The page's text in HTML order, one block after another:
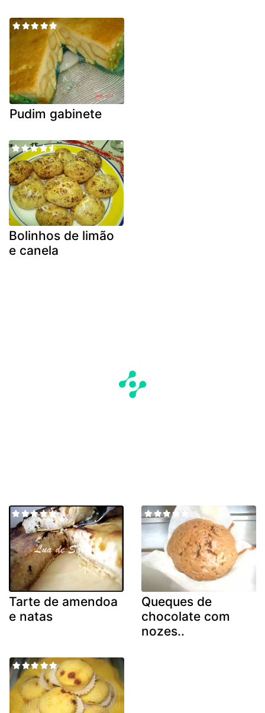
Pudim gabinete
Bolinhos de limão
e canela
Tarte de amendoa
e natas
Queques de
chocolate com
nozes..